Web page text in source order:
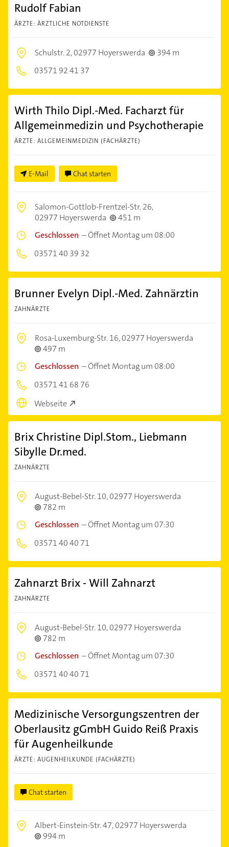
Rudolf Fabian
ÄRZTE: ÄRZTLICHE NOTDIENSTE
Schulstr. 2,02977 Hoyerswerda
394 m
03571 92 41 37
Wirth Thilo Dipl.-Med. Facharzt für
Allgemeinmedizin und Psychotherapie
ÄRZTE: ALLGEMEINMEDIZIN (FACHÄRZTE)
E-Mail Chat starten
Salomon-Gottlob-Frentzel-Str. 26,
02977 Hoyerswerda
451 m
Geschlossen –Öffnet Montag um 08:00
03571 40 39 32
Brunner Evelyn Dipl.-Med. Zahnärztin
ZAHNÄRZTE
Rosa-Luxemburg-Str. 16,02977 Hoyerswerda
497 m
Geschlossen –Öffnet Montag um 08:00
03571 41 68 76
Webseite
Brix Christine Dipl.Stom., Liebmann
Sibylle Dr.med.
ZAHNÄRZTE
August-Bebel-Str. 10,02977 Hoyerswerda
782 m
Geschlossen –Öffnet Montag um 07:30
03571 40 40 71
Zahnarzt Brix - Will Zahnarzt
ZAHNÄRZTE
August-Bebel-Str. 10,02977 Hoyerswerda
782 m
Geschlossen –Öffnet Montag um 07:30
03571 40 40 71
Medizinische Versorgungszentren der
Oberlausitz gGmbH Guido Reiß Praxis
für Augenheilkunde
ÄRZTE: AUGENHEILKUNDE (FACHÄRZTE)
Chat starten
Albert-Einstein-Str. 47,02977 Hoyerswerda
994 m